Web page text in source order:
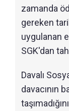
zamanda
gereken
uygulanan
SGK'dan
Davalı
davacının